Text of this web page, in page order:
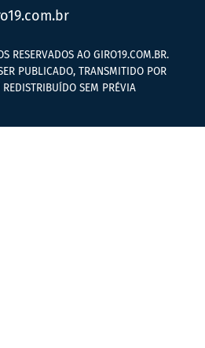
RESERVADOS AO GIRO19.COM.BR.
PUBLICADO, TRANSMITIDO POR
REDISTRIBUÍDO SEM PRÉVIA